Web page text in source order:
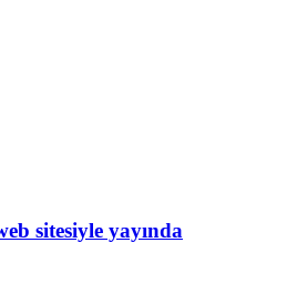
sitesiyle yayında